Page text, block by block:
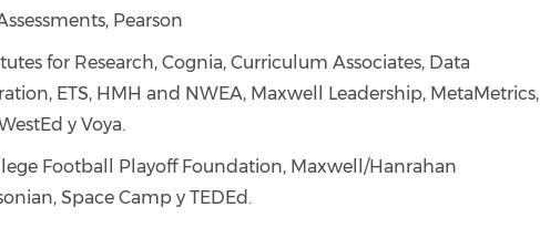
Pearson
for Research, Cognia, Curriculum Associates, Data
ETS, HMH and NWEA, Maxwell Leadership, MetaMetrics,
y Voya.
Football Playoff Foundation, Maxwell/Hanrahan
Space Camp y TEDEd.